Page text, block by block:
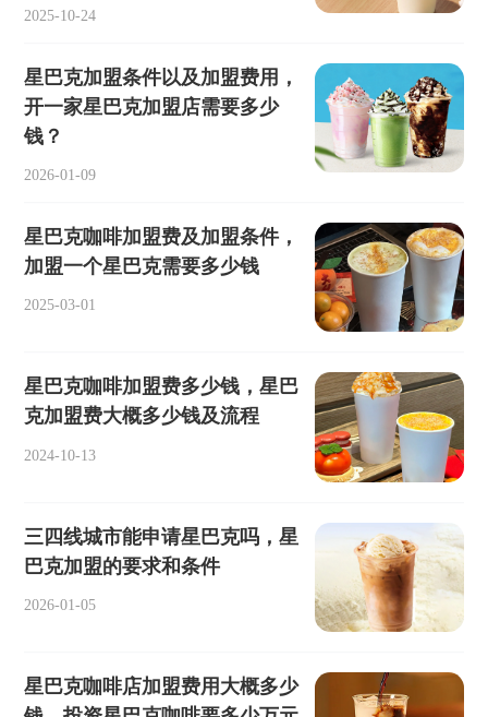
2025-10-24
星巴克加盟条件以及加盟费用，
开一家星巴克加盟店需要多少
钱？
2026-01-09
星巴克咖啡加盟费及加盟条件，
加盟一个星巴克需要多少钱
2025-03-01
星巴克咖啡加盟费多少钱，星巴
克加盟费大概多少钱及流程
2024-10-13
三四线城市能申请星巴克吗，星
巴克加盟的要求和条件
2026-01-05
星巴克咖啡店加盟费用大概多少